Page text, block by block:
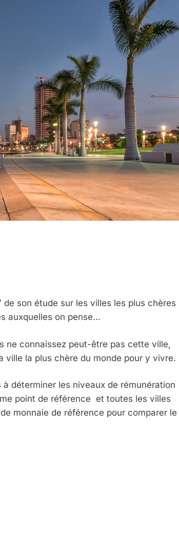
son étude sur les villes les plus chères
auxquelles on pense…
ne connaissez peut-être pas cette ville,
ville la plus chère du monde pour y vivre.
déterminer les niveaux de rémunération
point de référence et toutes les villes
monnaie de référence pour comparer le